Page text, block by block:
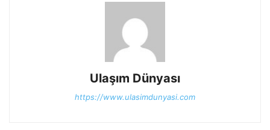
Ulaşım Dünyası
https://www.ulasimdunyasi.com